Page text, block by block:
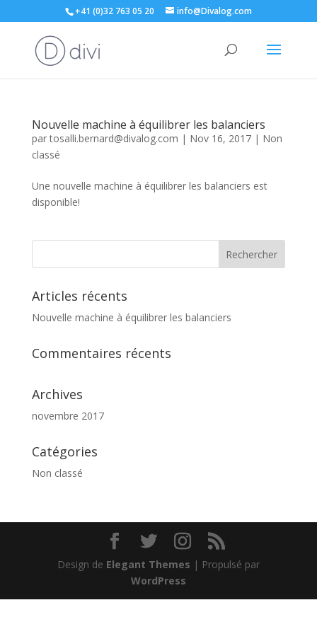
+41 (0)32 763 05 20 info@Divalog.com
Nouvelle machine à équilibrer les balanciers
partosalli.bernard@divalog.com | Nov 16, 2017| Non
classé
Une nouvelle machine à équilibrer les balanciers est
disponible!
Articles récents
Nouvelle machine à équilibrer les balanciers
Commentaires récents
Archives
novembre 2017
Catégories
Non classé
Design de Elegant Themes | Propulsé par
WordPress